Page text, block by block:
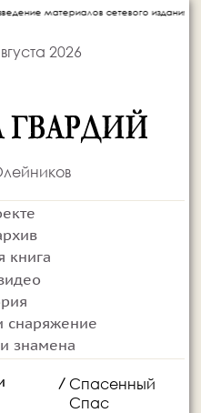
без письменного
2026
книга
снаряжение
знамена
/ Спасенный
Спас